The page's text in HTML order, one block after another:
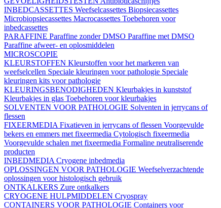
INBEDCASSETTES Weefselcassettes Biopsiecassettes
Microbiopsiecassettes Macrocassettes Toebehoren voor
inbedcassettes
PARAFFINE Paraffine zonder DMSO Paraffine met DMSO
Paraffine afweer- en oplosmiddelen
MICROSCOPIE
KLEURSTOFFEN Kleurstoffen voor het markeren van
weefselcellen Speciale kleuringen voor pathologie Speciale
kleuringen kits voor pathologie
KLEURINGSBENODIGHEDEN Kleurbakjes in kunststof
Kleurbakjes in glas Toebehoren voor kleurbakjes
SOLVENTEN VOOR PATHOLOGIE Solventen in jerrycans of
flessen
FIXEERMEDIA Fixatieven in jerrycans of flessen Voorgevulde
bekers en emmers met fixeermedia Cytologisch fixeermedia
Voorgevulde schalen met fixeermedia Formaline neutraliserende
producten
INBEDMEDIA Cryogene inbedmedia
OPLOSSINGEN VOOR PATHOLOGIE Weefselverzachtende
oplossingen voor histologisch gebruik
ONTKALKERS Zure ontkalkers
CRYOGENE HULPMIDDELEN Cryospray
CONTAINERS VOOR PATHOLOGIE Containers voor